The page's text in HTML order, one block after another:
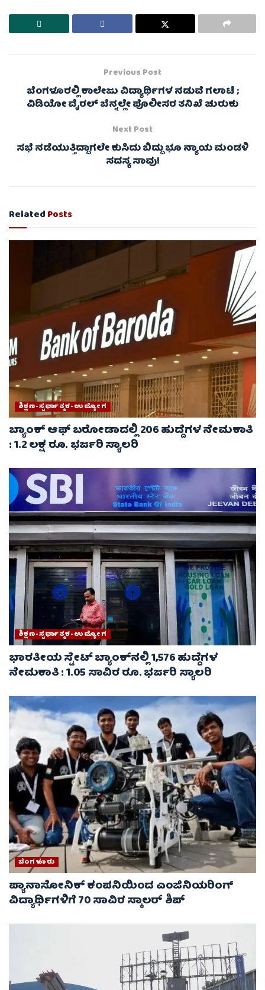
Previous Post
ಬೆಂಗಳೂರಲ್ಲಿ ಕಾಲೇಜು ವಿದ್ಯಾರ್ಥಿಗಳ ನಡುವೆ ಗಲಾಟೆ ;
ವಿಡಿಯೋ ವೈರಲ್ ಬೆನ್ನಲ್ಲೇ ಪೊಲೀಸರ ತನಿಖೆ ಚುರುಕು
Next Post
ಸಭೆ ನಡೆಯುತ್ತಿದ್ದಾಗಲೇ ಕುಸಿದು ಬಿದ್ದು ಭೂ ನ್ಯಾಯ ಮಂಡಳಿ
ಸದಸ್ಯ ಸಾವು!
RelatedPosts
ಶಿಕ್ಷಣ-ಸ್ಪರ್ಧಾತ್ಮಕ-ಉದ್ಯೋಗ
ಬ್ಯಾಂಕ್ ಆಫ್ ಬರೋಡಾದಲ್ಲಿ 206 ಹುದ್ದೆಗಳ ನೇಮಕಾತಿ
: 1.2 ಲಕ್ಷ ರೂ. ಭರ್ಜರಿ ಸ್ಯಾಲರಿ
ಶಿಕ್ಷಣ-ಸ್ಪರ್ಧಾತ್ಮಕ-ಉದ್ಯೋಗ
ಭಾರತೀಯ ಸ್ಟೇಟ್ ಬ್ಯಾಂಕ್‌ನಲ್ಲಿ 1,576 ಹುದ್ದೆಗಳ
ನೇಮಕಾತಿ : 1.05 ಸಾವಿರ ರೂ. ಭರ್ಜರಿ ಸ್ಯಾಲರಿ
ಬೆಂಗಳೂರು
ಪ್ಯಾನಾಸೋನಿಕ್ ಕಂಪನಿಯಿಂದ ಎಂಜಿನಿಯರಿಂಗ್
ವಿದ್ಯಾರ್ಥಿಗಳಿಗೆ 70 ಸಾವಿರ ಸ್ಕಾಲರ್ ಶಿಪ್